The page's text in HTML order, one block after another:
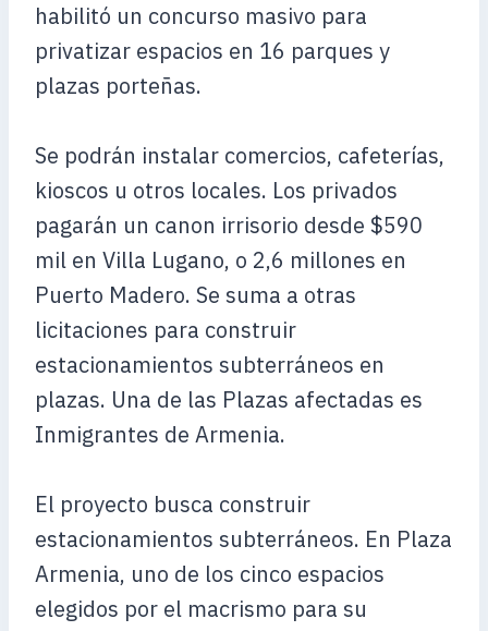
habilitó un concurso masivo para
privatizar espacios en 16 parques y
plazas porteñas.
Se podrán instalar comercios, cafeterías,
kioscos u otros locales. Los privados
pagarán un canon irrisorio desde $590
mil en Villa Lugano, o 2,6 millones en
Puerto Madero. Se suma a otras
licitaciones para construir
estacionamientos subterráneos en
plazas. Una de las Plazas afectadas es
Inmigrantes de Armenia.
El proyecto busca construir
estacionamientos subterráneos. En Plaza
Armenia, uno de los cinco espacios
elegidos por el macrismo para su